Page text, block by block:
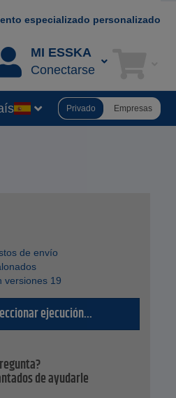
especializado personalizado
MI ESSKA
Conectarse
Privado Empresas
de envío
versiones 19
ejecución...
de ayudarle